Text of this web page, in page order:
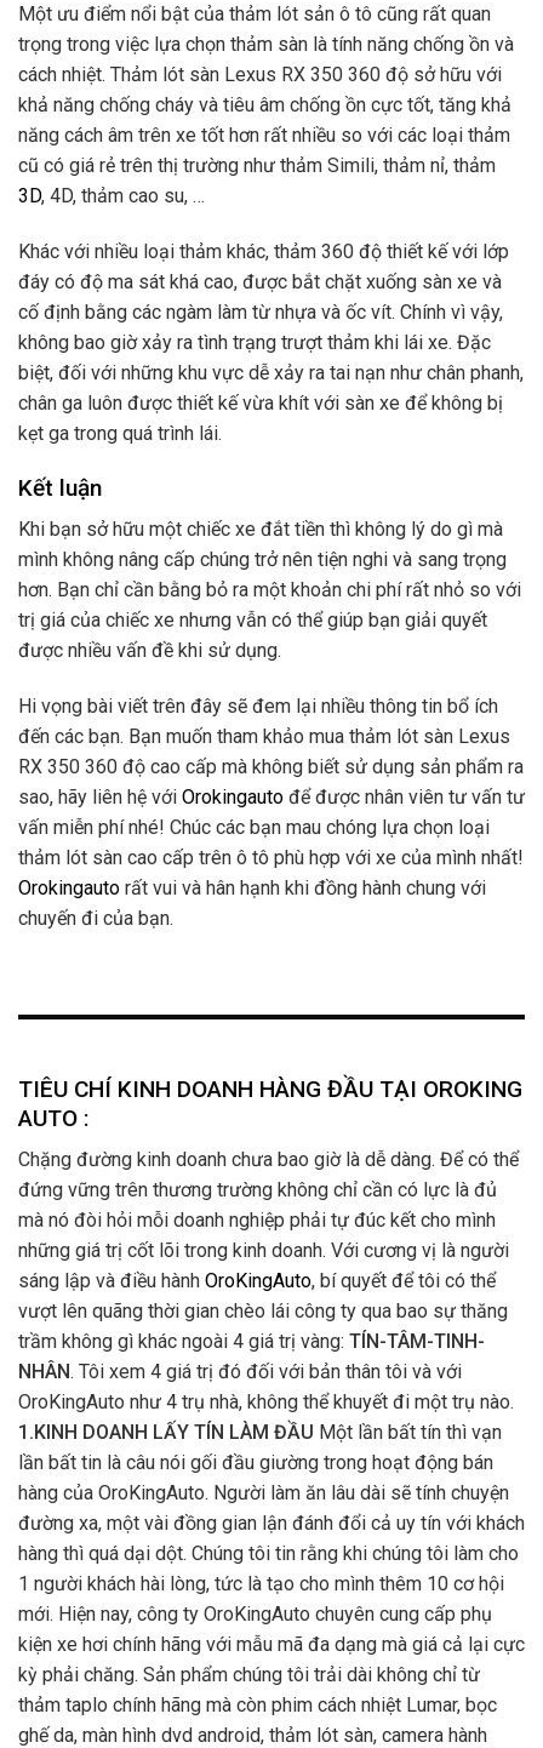
Một ưu điểm nổi bật của thảm lót sản ô tô cũng rất quan
trọng trong việc lựa chọn thảm sàn là tính năng chống ồn và
cách nhiệt. Thảm lót sàn Lexus RX 350 360 độ sở hữu với
khả năng chống cháy và tiêu âm chống ồn cực tốt, tăng khả
năng cách âm trên xe tốt hơn rất nhiều so với các loại thảm
cũ có giá rẻ trên thị trường như thảm Simili, thảm nỉ, thảm
3D, 4D, thảm cao su, …
Khác với nhiều loại thảm khác, thảm 360 độ thiết kế với lớp
đáy có độ ma sát khá cao, được bắt chặt xuống sàn xe và
cố định bằng các ngàm làm từ nhựa và ốc vít. Chính vì vậy,
không bao giờ xảy ra tình trạng trượt thảm khi lái xe. Đặc
biệt, đối với những khu vực dễ xảy ra tai nạn như chân phanh,
chân ga luôn được thiết kế vừa khít với sàn xe để không bị
kẹt ga trong quá trình lái.
Kết luận
Khi bạn sở hữu một chiếc xe đắt tiền thì không lý do gì mà
mình không nâng cấp chúng trở nên tiện nghi và sang trọng
hơn. Bạn chỉ cần bằng bỏ ra một khoản chi phí rất nhỏ so với
trị giá của chiếc xe nhưng vẫn có thể giúp bạn giải quyết
được nhiều vấn đề khi sử dụng.
Hi vọng bài viết trên đây sẽ đem lại nhiều thông tin bổ ích
đến các bạn. Bạn muốn tham khảo mua thảm lót sàn Lexus
RX 350 360 độ cao cấp mà không biết sử dụng sản phẩm ra
sao, hãy liên hệ với Orokingauto để được nhân viên tư vấn tư
vấn miễn phí nhé! Chúc các bạn mau chóng lựa chọn loại
thảm lót sàn cao cấp trên ô tô phù hợp với xe của mình nhất!
Orokingauto rất vui và hân hạnh khi đồng hành chung với
chuyến đi của bạn.
TIÊU CHÍ KINH DOANH HÀNG ĐẦU TẠI OROKING
AUTO :
Chặng đường kinh doanh chưa bao giờ là dễ dàng. Để có thể
đứng vững trên thương trường không chỉ cần có lực là đủ
mà nó đòi hỏi mỗi doanh nghiệp phải tự đúc kết cho mình
những giá trị cốt lõi trong kinh doanh. Với cương vị là người
sáng lập và điều hành OroKingAuto, bí quyết để tôi có thể
vượt lên quãng thời gian chèo lái công ty qua bao sự thăng
trầm không gì khác ngoài 4 giá trị vàng: TÍN-TÂM-TINH-
NHÂN. Tôi xem 4 giá trị đó đối với bản thân tôi và với
OroKingAuto như 4 trụ nhà, không thể khuyết đi một trụ nào.
1.KINH DOANH LẤY TÍN LÀM ĐẦU Một lần bất tín thì vạn
lần bất tin là câu nói gối đầu giường trong hoạt động bán
hàng của OroKingAuto. Người làm ăn lâu dài sẽ tính chuyện
đường xa, một vài đồng gian lận đánh đổi cả uy tín với khách
hàng thì quá dại dột. Chúng tôi tin rằng khi chúng tôi làm cho
1 người khách hài lòng, tức là tạo cho mình thêm 10 cơ hội
mới. Hiện nay, công ty OroKingAuto chuyên cung cấp phụ
kiện xe hơi chính hãng với mẫu mã đa dạng mà giá cả lại cực
kỳ phải chăng. Sản phẩm chúng tôi trải dài không chỉ từ
thảm taplo chính hãng mà còn phim cách nhiệt Lumar, bọc
ghế da, màn hình dvd android, thảm lót sàn, camera hành